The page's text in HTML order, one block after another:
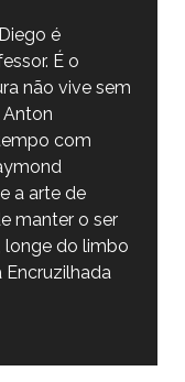
é
É o
não vive sem
Anton
com
a arte de
manter o ser
longe do limbo
Encruzilhada